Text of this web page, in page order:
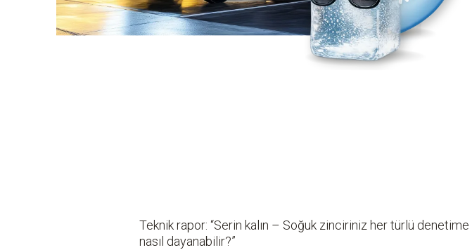
Teknik rapor: “Serin kalın – Soğuk zinciriniz her türlü denetime
nasıl dayanabilir?”